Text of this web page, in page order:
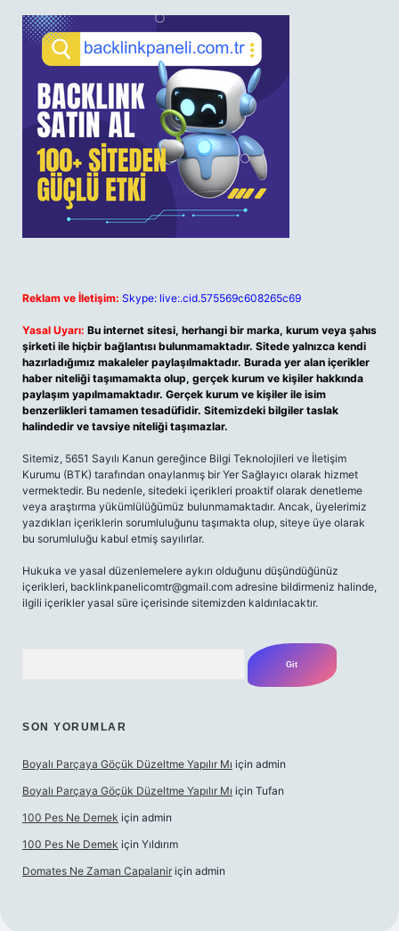
Reklam ve İletişim: Skype: live:.cid.575569c608265c69
Yasal Uyarı: Bu internet sitesi, herhangi bir marka, kurum veya şahıs
şirketi ile hiçbir bağlantısı bulunmamaktadır. Sitede yalnızca kendi
hazırladığımız makaleler paylaşılmaktadır. Burada yer alan içerikler
haber niteliği taşımamakta olup, gerçek kurum ve kişiler hakkında
paylaşım yapılmamaktadır. Gerçek kurum ve kişiler ile isim
benzerlikleri tamamen tesadüfidir. Sitemizdeki bilgiler taslak
halindedir ve tavsiye niteliği taşımazlar.
Sitemiz, 5651 Sayılı Kanun gereğince Bilgi Teknolojileri ve İletişim
Kurumu (BTK) tarafından onaylanmış bir Yer Sağlayıcı olarak hizmet
vermektedir. Bu nedenle, sitedeki içerikleri proaktif olarak denetleme
veya araştırma yükümlülüğümüz bulunmamaktadır. Ancak, üyelerimiz
yazdıkları içeriklerin sorumluluğunu taşımakta olup, siteye üye olarak
bu sorumluluğu kabul etmiş sayılırlar.
Hukuka ve yasal düzenlemelere aykırı olduğunu düşündüğünüz
içerikleri, backlinkpanelicomtr@gmail.com adresine bildirmeniz halinde,
ilgili içerikler yasal süre içerisinde sitemizden kaldırılacaktır.
SON YORUMLAR
Boyalı Parçaya Göçük Düzeltme Yapılır Mı için admin
Boyalı Parçaya Göçük Düzeltme Yapılır Mı için Tufan
100 Pes Ne Demek için admin
100 Pes Ne Demek için Yıldırım
Domates Ne Zaman Capalanir için admin